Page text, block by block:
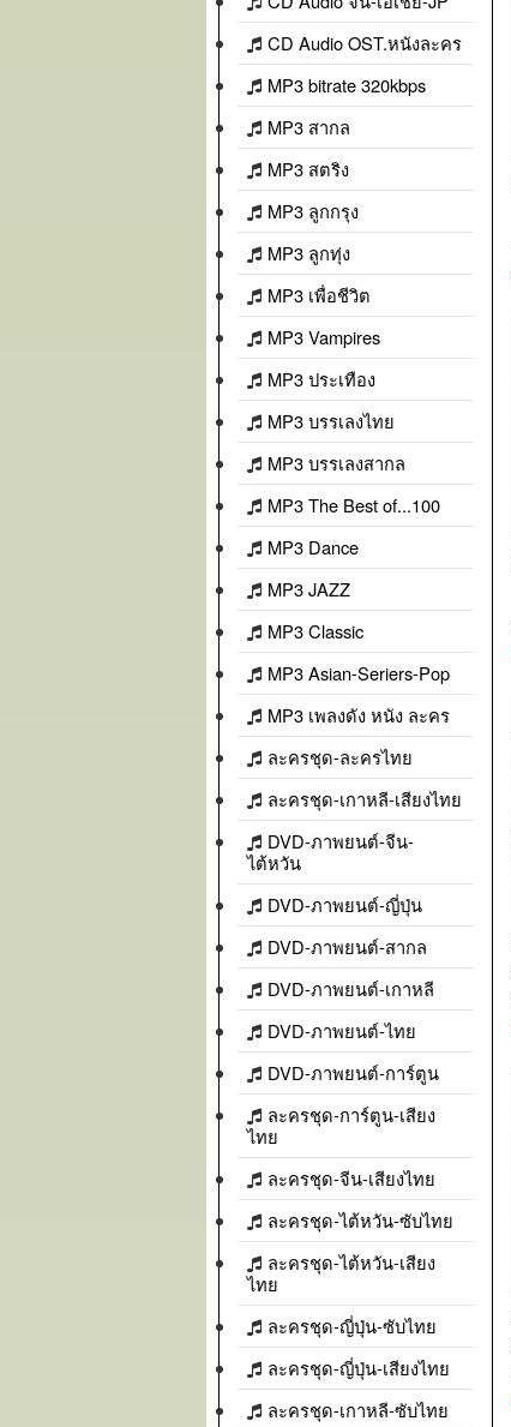
CD Audio OST.หนังละคร
MP3 bitrate 320kbps
MP3 สากล
MP3 สตริง
MP3 ลูกกรุง
MP3 ลูกทุ่ง
MP3 เพื่อชีวิต
MP3 Vampires
MP3 ประเทือง
MP3 บรรเลงไทย
MP3 บรรเลงสากล
MP3 The Best of...100
MP3 Dance
MP3 JAZZ
MP3 Classic
MP3 Asian-Seriers-Pop
MP3 เพลงดัง หนัง ละคร
ละครชุด-ละครไทย
ละครชุด-เกาหลี-เสียงไทย
DVD-ภาพยนต์-จีน-
ไต้หวัน
DVD-ภาพยนต์-ญี่ปุ่น
DVD-ภาพยนต์-สากล
DVD-ภาพยนต์-เกาหลี
DVD-ภาพยนต์-ไทย
DVD-ภาพยนต์-การ์ตูน
ละครชุด-การ์ตูน-เสียง
ไทย
ละครชุด-จีน-เสียงไทย
ละครชุด-ไต้หวัน-ซับไทย
ละครชุด-ไต้หวัน-เสียง
ไทย
ละครชุด-ญี่ปุ่น-ซับไทย
ละครชุด-ญี่ปุ่น-เสียงไทย
ละครชุด-เกาหลี-ซับไทย